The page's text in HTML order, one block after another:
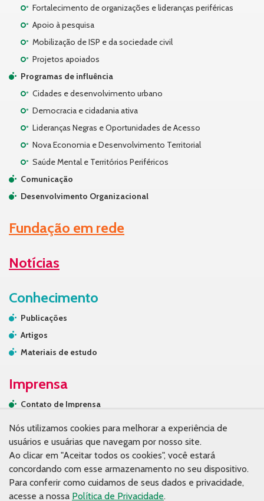
Fortalecimento de organizações e lideranças periféricas
Apoio à pesquisa
Mobilização de ISP e da sociedade civil
Projetos apoiados
Programas de influência
Cidades e desenvolvimento urbano
Democracia e cidadania ativa
Lideranças Negras e Oportunidades de Acesso
Nova Economia e Desenvolvimento Territorial
Saúde Mental e Territórios Periféricos
Comunicação
Desenvolvimento Organizacional
Fundação em rede
Notícias
Conhecimento
Publicações
Artigos
Materiais de estudo
Imprensa
Contato de Imprensa
Na mídia
Contato
Nós utilizamos cookies para melhorar a experiência de
usuários e usuárias que navegam por nosso site.
Ao clicar em "Aceitar todos os cookies", você estará
concordando com esse armazenamento no seu dispositivo.
Para conferir como cuidamos de seus dados e privacidade,
acesse a nossa Política de Privacidade.